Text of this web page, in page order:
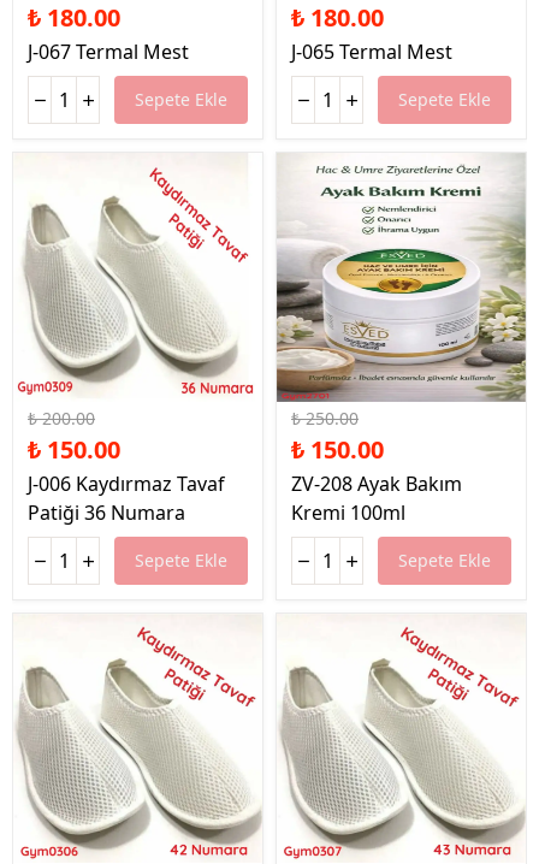
₺ 180.00
J-067 Termal Mest
Sepete Ekle
₺ 180.00
J-065 Termal Mest
Sepete Ekle
%25 İndirim
₺ 200.00
₺ 150.00
J-006 Kaydırmaz Tavaf
Patiği 36 Numara
Sepete Ekle
%40 İndirim
₺ 250.00
₺ 150.00
ZV-208 Ayak Bakım
Kremi 100ml
Sepete Ekle
%25 İndirim %25 İndirim